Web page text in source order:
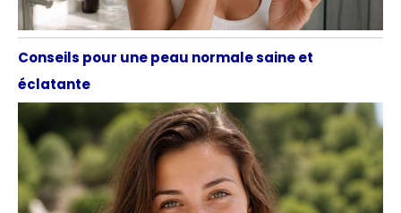
Conseils pour une peau normale saine et
éclatante